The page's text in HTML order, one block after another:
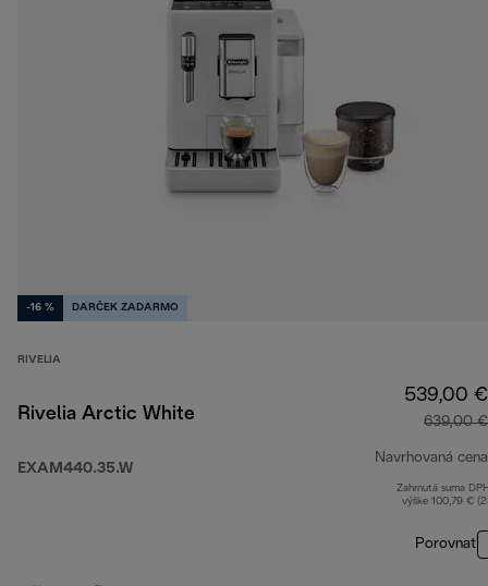
-16 % DARČEK ZADARMO
RIVELIA
Rivelia Arctic White
EXAM440.35.W
539,00 €
639,00 €
Navrhovaná cena
Zahrnutá suma
výške 100,79 €
Porovnať